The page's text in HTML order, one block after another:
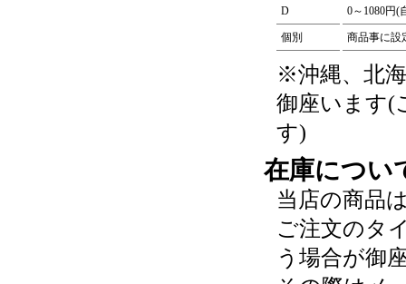
D 0～1080円(
個別 商品事に設
※沖縄、北
御座います(
す)
在庫につい
当店の商品
ご注文のタ
う場合が御